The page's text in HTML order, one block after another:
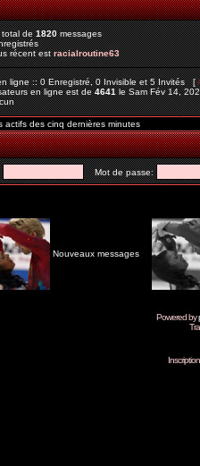
total de1820messages
récent estracialroutine63
ligne :: 0 Enregistré, 0 Invisible et 5 Invités [
en ligne est de4641le Sam Fév 14,
actifs des cinq dernières minutes
Mot de passe:
Nouveaux messages
Powered by